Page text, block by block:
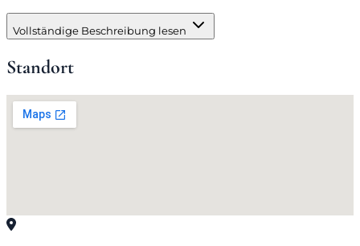
Vollständige Beschreibung lesen
Standort